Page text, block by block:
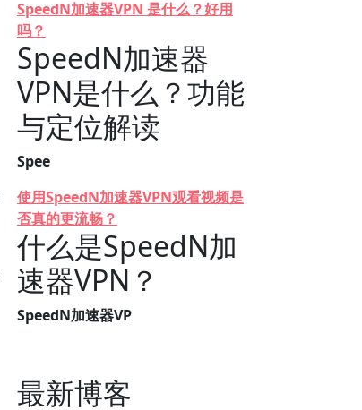
SpeedN加速器VPN 是什么？好用
吗？
SpeedN加速器
VPN是什么？功能
与定位解读
Spee
使用SpeedN加速器VPN观看视频是
否真的更流畅？
什么是SpeedN加
速器VPN？
SpeedN加速器VP
最新博客